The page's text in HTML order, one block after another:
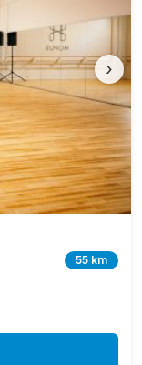
›
55 km